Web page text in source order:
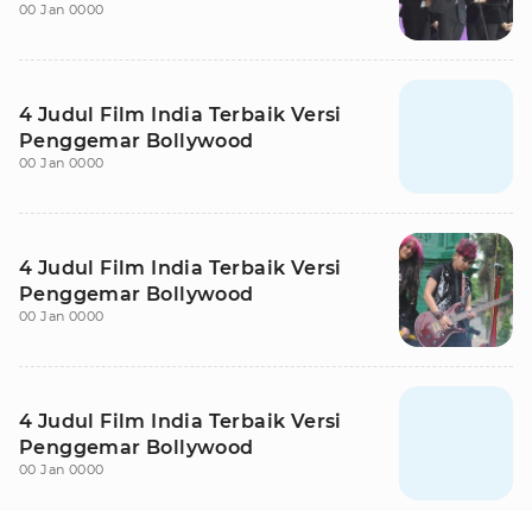
00 Jan 0000
4 Judul Film India Terbaik Versi
Penggemar Bollywood
00 Jan 0000
4 Judul Film India Terbaik Versi
Penggemar Bollywood
00 Jan 0000
4 Judul Film India Terbaik Versi
Penggemar Bollywood
00 Jan 0000